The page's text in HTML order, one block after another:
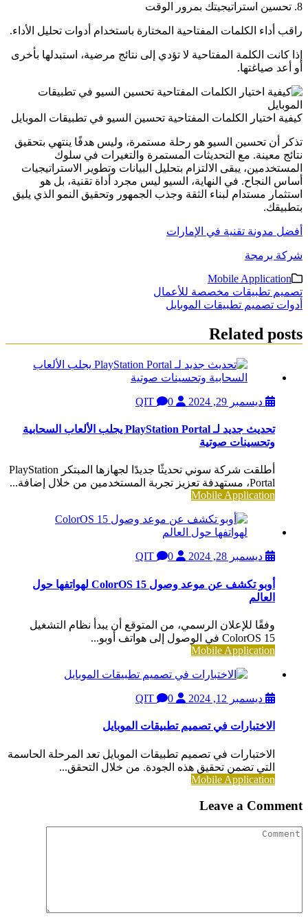
8. تحسين استراتيجيتك بمرور الوقت
راقب أداء الكلمات المفتاحية المختارة باستخدام أدوات تحليل الأداء.
إذا كانت الكلمة المفتاحية لا تؤدي إلى نتائج مرضية، استبدلها بأخرى
أو أعد صياغتها.
كيفية اختيار الكلمات المفتاحية تحسين السيو في تطبيقات الموبايل
تذكر أن تحسين السيو هو رحلة مستمرة، وليس هدفًا ينتهي بتحقيق
نتائج معينة. مع التحديثات المستمرة والتغيرات في سلوك
المستخدمين، يبقى الالتزام بتحليل البيانات وتطوير الاستراتيجيات
أساس النجاح. في النهاية، السيو ليس مجرد أداة تقنية، بل هو
استثمار مستدام لبناء الثقة وجذب الجمهور وتحقيق النمو الذي يليق
بتطبيقك.
أفضل مدونة تقنية في الإمارات
شركة برمجة
Mobile Application
تصفّح
المقالات
تصميم تطبيقات مخصصة للأعمال
أدوات تصميم تطبيقات الموبايل
Related posts
ديسمبر 29, 2024 0
تحديث جديد لـ PlayStation Portal يجلب الألعاب السحابية
وتحسينات صوتية
أطلقت شركة سوني تحديثًا جديدًا لجهازها المبتكر PlayStation
Portal، مستهدفة تعزيز تجربة المستخدمين من خلال إضافة...
Mobile Application
ديسمبر 28, 2024 0
أوبو تكشف عن موعد وصول ColorOS 15 لهواتفها حول
العالم
وفقًا للإعلان الرسمي، من المتوقع أن يبدأ نظام التشغيل
ColorOS 15 في الوصول إلى هواتف أوبو...
Mobile Application
ديسمبر 12, 2024 0
الاختبارات في تصميم تطبيقات الموبايل
الاختبارات في تصميم تطبيقات الموبايل تعد المرحلة الحاسمة
التي تضمن تحقيق هذه الجودة. من خلال التحقق...
Mobile Application
Leave a Comment